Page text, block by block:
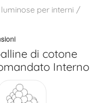
per interni
di cotone
Interno